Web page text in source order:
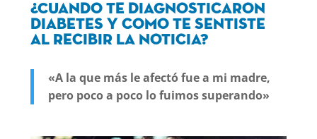
¿Cuando te diagnosticaron
diabetes y como te sentiste
al recibir la noticia?
«A la que más le afectó fue a mi madre,
pero poco a poco lo fuimos superando»